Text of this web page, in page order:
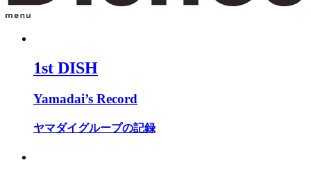
1st DISH
Yamadai’s Record
ヤマダイグループの記録